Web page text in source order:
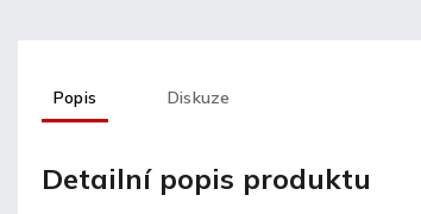
Popis Diskuze
Detailní popis produktu